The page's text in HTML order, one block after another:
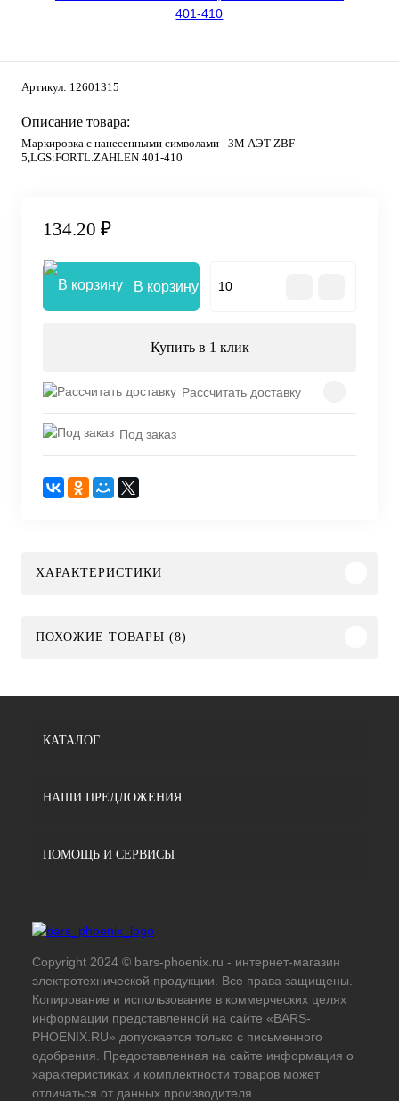
Артикул: 12601315
Описание товара:
Маркировка с нанесенными символами - ЗМ АЭТ ZBF
5,LGS:FORTL.ZAHLEN 401-410
134.20 ₽
В корзину
Купить в 1 клик
Рассчитать доставку
Под заказ
ХАРАКТЕРИСТИКИ
ПОХОЖИЕ ТОВАРЫ (8)
КАТАЛОГ
НАШИ ПРЕДЛОЖЕНИЯ
ПОМОЩЬ И СЕРВИСЫ
Copyright 2024 © bars-phoenix.ru - интернет-магазин
электротехнической продукции. Все права защищены.
Копирование и использование в коммерческих целях
информации представленной на сайте «BARS-
PHOENIX.RU» допускается только с письменного
одобрения. Предоставленная на сайте информация о
характеристиках и комплектности товаров может
отличаться от данных производителя